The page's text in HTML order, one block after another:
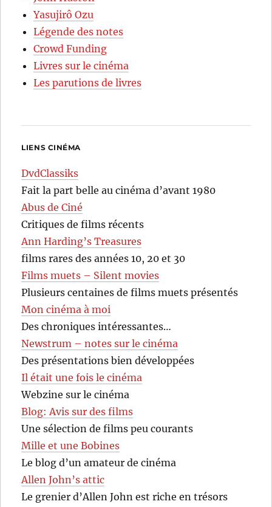
Yasujirô Ozu
Légende des notes
Crowd Funding
Livres sur le cinéma
Les parutions de livres
LIENS CINÉMA
DvdClassiks
Fait la part belle au cinéma d’avant 1980
Abus de Ciné
Critiques de films récents
Ann Harding’s Treasures
films rares des années 10, 20 et 30
Films muets – Silent movies
Plusieurs centaines de films muets présentés
Mon cinéma à moi
Des chroniques intéressantes…
Newstrum – notes sur le cinéma
Des présentations bien développées
Il était une fois le cinéma
Webzine sur le cinéma
Blog: Avis sur des films
Une sélection de films peu courants
Mille et une Bobines
Le blog d’un amateur de cinéma
Allen John’s attic
Le grenier d’Allen John est riche en trésors